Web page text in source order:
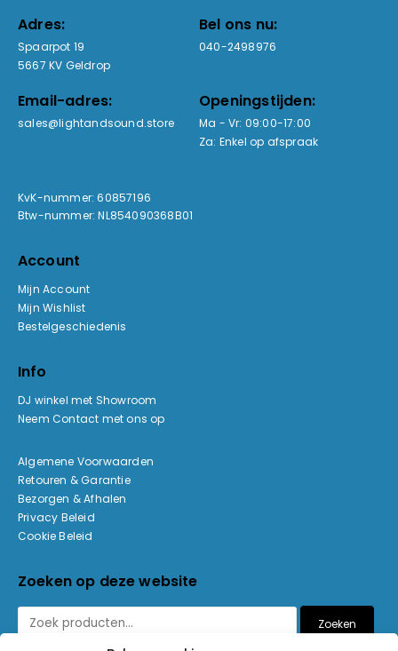
Adres:
Spaarpot 19
5667 KV Geldrop
Bel ons nu:
040-2498976
Email-adres:
sales@lightandsound.store
Openingstijden:
Ma - Vr: 09:00-17:00
Za: Enkel op afspraak
KvK-nummer: 60857196
Btw-nummer: NL854090368B01
Account
Mijn Account
Mijn Wishlist
Bestelgeschiedenis
Info
DJ winkel met Showroom
Neem Contact met ons op
Algemene Voorwaarden
Retouren & Garantie
Bezorgen & Afhalen
Privacy Beleid
Cookie Beleid
Zoeken op deze website
Zoeken